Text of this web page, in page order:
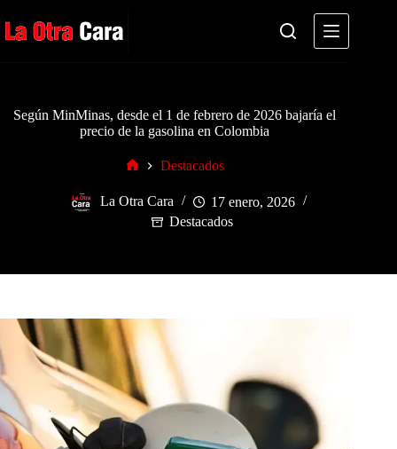
al
contenido
Según MinMinas, desde el 1 de febrero de 2026 bajaría el
precio de la gasolina en Colombia
Destacados
La Otra Cara
17 enero, 2026
Destacados